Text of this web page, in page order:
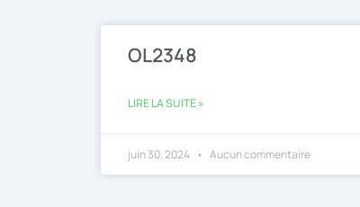
OL2348
LIRE LA SUITE »
juin 30, 2024 Aucun commentaire